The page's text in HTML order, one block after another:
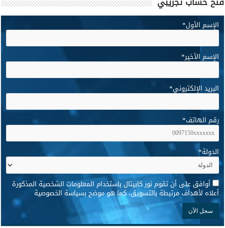
الإسم الأول*
الإسم الأخير*
البريد الإلكتروني*
رقم الهاتف*
الدولة*
* أوافق على أن تقوم نور كابيتال باستخدام المعلومات الشخصية المذكورة
أعلاه لأهداف مرتبطة بالتسويق، كما هو موضح بسياسة الخصوصية